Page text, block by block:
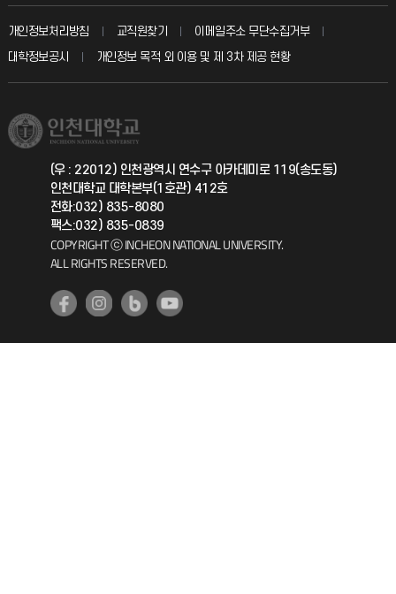
입학안내
취업정보(학생)
칭찬마당
학생서비스 지킴이
총동문회
교수회
교육혁신본부
국제지원과
공자아카데미
기초교육원
개인정보처리방침 교직원찾기
이메일주소 무단수집거부
대학정보공시
개인정보 목적 외 이용 및 제 3차 제공 현황
(우 : 22012) 인천광역시 연수구 아카데미로 119(송도동)
인천대학교 대학본부(1호관) 412호
전화:032) 835-8080
팩스:032) 835-0839
COPYRIGHT ⓒ INCHEON NATIONAL UNIVERSITY.
ALL RIGHTS RESERVED.